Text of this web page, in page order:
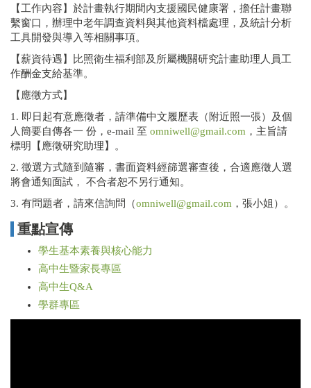
【工作內容】於計畫執行期間內支援國民健康署，擔任計畫聯
繫窗口，辦理中老年調查資料與其他資料檔處理，及統計分析
工具開發與導入等相關事項。
【薪資待遇】比照衛生福利部及所屬機關研究計畫助理人員工
作酬金支給基準。
【應徵方式】
1. 即日起有意應徵者，請準備中文履歷表（附近照一張）及個
人簡要自傳各一 份，e-mail 至 omniwell@gmail.com ，主旨請
標明【應徵研究助理】。
2. 徵選方式隨到隨審，書面資料經篩選審查後，合適應徵人選
將會通知面試， 不合者恕不另行通知。
3. 有問題者，請來信詢問（omniwell@gmail.com ，張小姐）。
重點宣傳
學生基本素養與核心能力
高中生暨家長專區
高中生Q&A
學群專區